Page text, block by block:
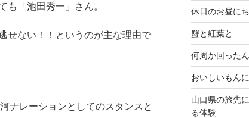
も「 池田秀一 」さん。
せない！！というのが主な理由で
ナレーションとしてのスタンスと
休日のお昼に
蟹と紅葉と
何周か回った
おいしいもん
山口県の旅先
る体験